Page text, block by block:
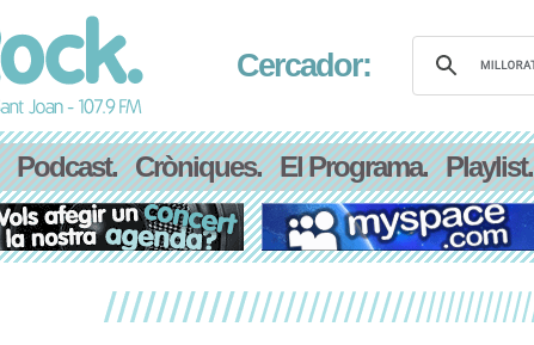
Cercador:
Podcast. Cròniques. El Programa. Playlist.